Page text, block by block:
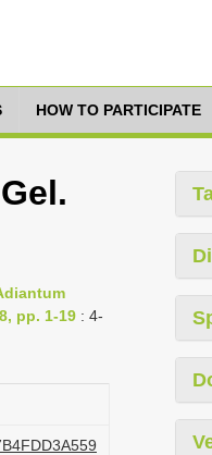
HOW TO PARTICIPATE
pp. 1-19 : 4-